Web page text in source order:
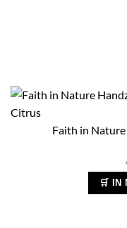
Faith in
🛒 IN